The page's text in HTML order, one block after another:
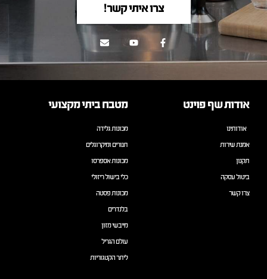
צרו איתי קשר!
אודות שף פוינט
אודותינו
אמנת שירות
תקנון
ביטול עסקה
צרו קשר
מטבח ביתי מקצועי
מכונות גלידה
תנורים ומיקרוגלים
מכונות אספרסו
כלי בישול ריזולי
מכונות פסטה
בלנדרים
מייבשי מזון
עולם הגריל
ליתר הקטגוריות